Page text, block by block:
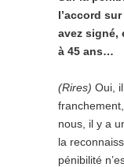
l’accord
avez signé,
à 45 ans…
(Rires) Oui,
nous, il y a
la
pénibilité